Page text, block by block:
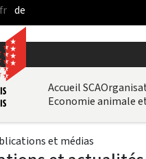
principal
fr de
Accueil SCA
Economie animale
et médias